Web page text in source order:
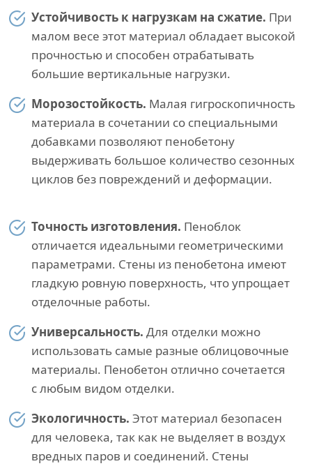
Устойчивость к нагрузкам на сжатие. При
малом весе этот материал обладает высокой
прочностью и способен отрабатывать
большие вертикальные нагрузки.
Морозостойкость. Малая гигроскопичность
материала в сочетании со специальными
добавками позволяют пенобетону
выдерживать большое количество сезонных
циклов без повреждений и деформации.
Точность изготовления. Пеноблок
отличается идеальными геометрическими
параметрами. Стены из пенобетона имеют
гладкую ровную поверхность, что упрощает
отделочные работы.
Универсальность. Для отделки можно
использовать самые разные облицовочные
материалы. Пенобетон отлично сочетается
с любым видом отделки.
Экологичность. Этот материал безопасен
для человека, так как не выделяет в воздух
вредных паров и соединений. Стены